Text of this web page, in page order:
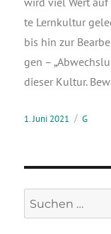
te Lern­kul­tur
bis hin zur
gen –
die­ser Kul­tur.
1. Juni 2021 G